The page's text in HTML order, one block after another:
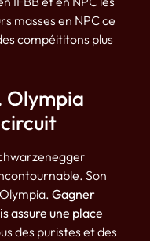
masses en NPC ce
compéititons plus
Olympia
Son
Gagner
assure une place
des puristes et des